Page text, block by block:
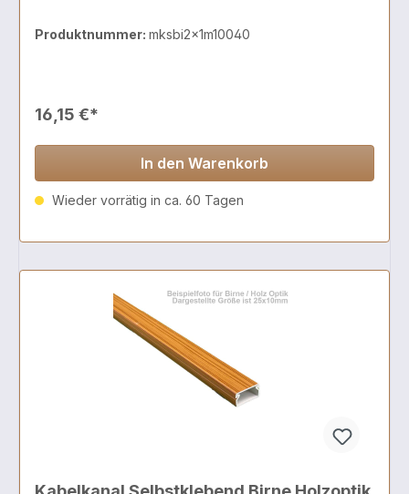
Produktnummer: mksbi2x1m10040
16,15 €*
In den Warenkorb
Wieder vorrätig in ca. 60 Tagen